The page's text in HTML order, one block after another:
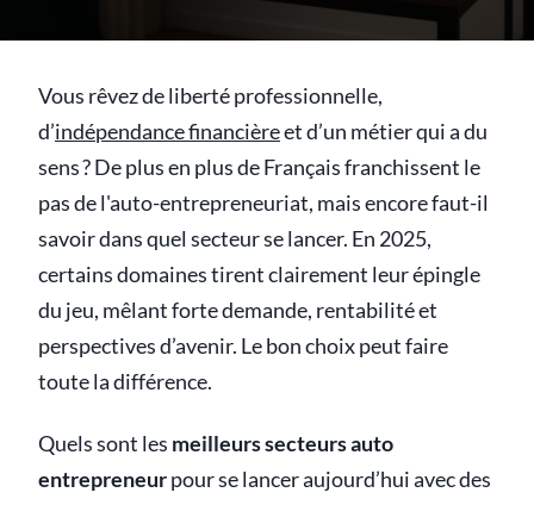
Vous rêvez de liberté professionnelle,
d’indépendance financièreet d’un métier qui a du
sens ? De plus en plus de Français franchissent le
pas de l'auto-entrepreneuriat, mais encore faut-il
savoir dans quel secteur se lancer. En 2025,
certains domaines tirent clairement leur épingle
du jeu, mêlant forte demande, rentabilité et
perspectives d’avenir. Le bon choix peut faire
toute la différence.
Quels sont les meilleurs secteurs auto
entrepreneurpour se lancer aujourd’hui avec des